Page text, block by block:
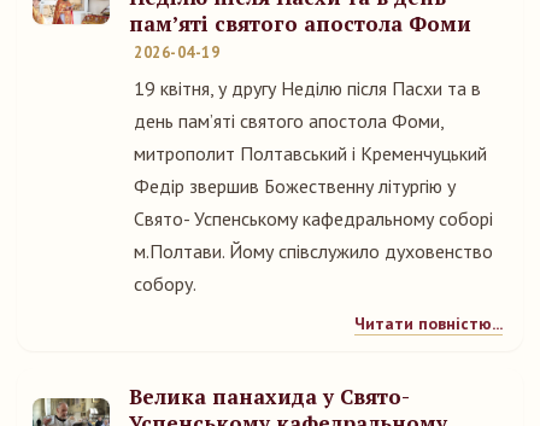
пам’яті святого апостола Фоми
2026-04-19
19 квітня, у другу Неділю після Пасхи та в
день пам’яті святого апостола Фоми,
митрополит Полтавський і Кременчуцький
Федір звершив Божественну літургію у
Свято- Успенському кафедральному соборі
м.Полтави. Йому співслужило духовенство
собору.
Читати повністю...
Велика панахида у Свято-